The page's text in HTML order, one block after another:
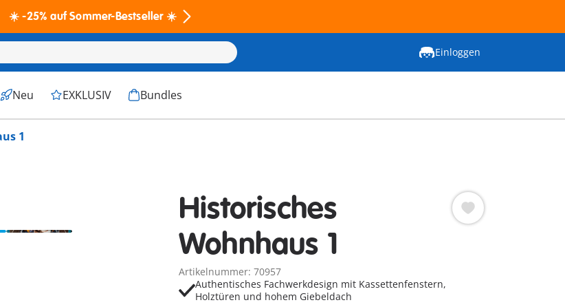
☀️ -25% auf Sommer-Bestseller ☀️
Einloggen
Neu EXKLUSIV Bundles
1
Historisches
Wohnhaus 1
Artikelnummer: 70957
Authentisches Fachwerkdesign mit Kassettenfenstern,
Holztüren und hohem Giebeldach